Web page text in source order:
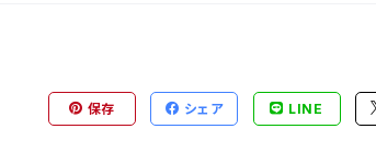
保存 シェア LINE